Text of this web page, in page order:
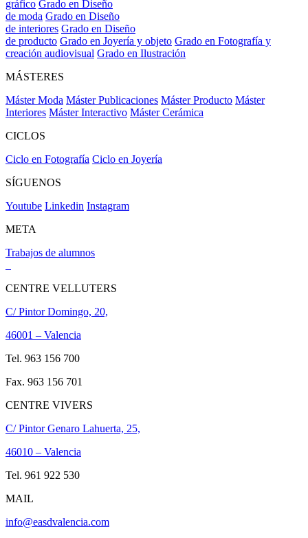
gráfico Grado en Diseño
de moda Grado en Diseño
de interiores Grado en Diseño
de producto Grado en Joyería y objeto Grado en Fotografía y
creación audiovisual Grado en Ilustración
MÁSTERES
Máster Moda Máster Publicaciones Máster Producto Máster
Interiores Máster Interactivo Máster Cerámica
CICLOS
Ciclo en Fotografía Ciclo en Joyería
SÍGUENOS
Youtube Linkedin Instagram
META
Trabajos de alumnos
CENTRE VELLUTERS
C/ Pintor Domingo, 20,
46001 – Valencia
Tel. 963 156 700
Fax. 963 156 701
CENTRE VIVERS
C/ Pintor Genaro Lahuerta, 25,
46010 – Valencia
Tel. 961 922 530
MAIL
info@easdvalencia.com